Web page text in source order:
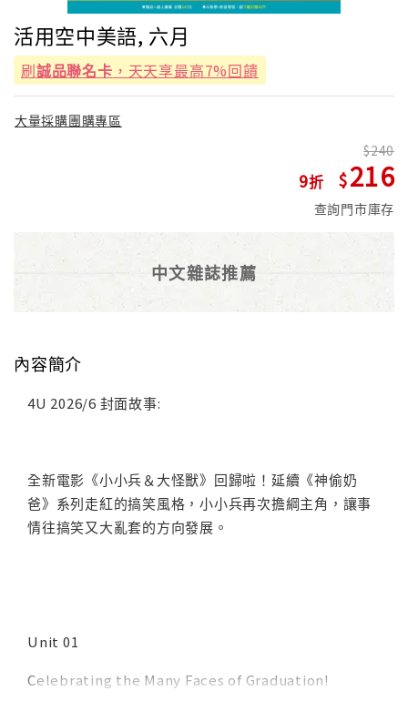
活用空中美語, 六月
刷誠品聯名卡 ，天天享最高7%回饋
大量採購團購專區
9
240
216
查詢門市庫存
中文雜誌推薦
內容簡介
4U 2026/6 封面故事:
全新電影《小小兵＆大怪獸》回歸啦！延續《神偷奶
爸》系列走紅的搞笑風格，小小兵再次擔綱主角，讓事
情往搞笑又大亂套的方向發展。
Unit 01
Celebrating the Many Faces of Graduation!